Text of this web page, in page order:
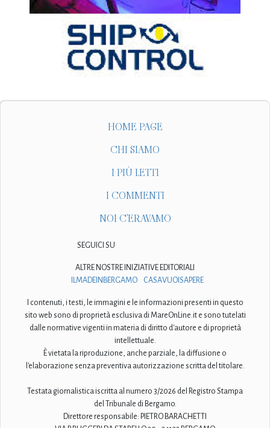
HOME PAGE
CHI SIAMO
I PIÙ LETTI
I COMMENTI
NOI C'ERAVAMO
SEGUICI SU
ALTRE NOSTRE INIZIATIVE EDITORIALI
ILMADEINBERGAMO
CASAVUOISAPERE
I contenuti, i testi, le immagini e le informazioni presenti in questo
sito web sono di proprietà esclusiva di MareOnLine.it e sono tutelati
dalle normative vigenti in materia di diritto d'autore e di proprietà
intellettuale.
È vietata la riproduzione, anche parziale, la diffusione o
l'elaborazione senza preventiva autorizzazione scritta del titolare.
Testata giornalistica iscritta al numero 3/2026 del Registro Stampa
del Tribunale di Bergamo.
Direttore responsabile: PIETRO BARACHETTI